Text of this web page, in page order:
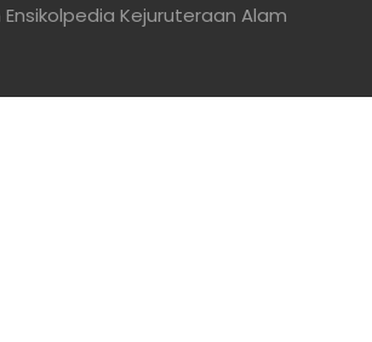
Kejuruteraan Alam